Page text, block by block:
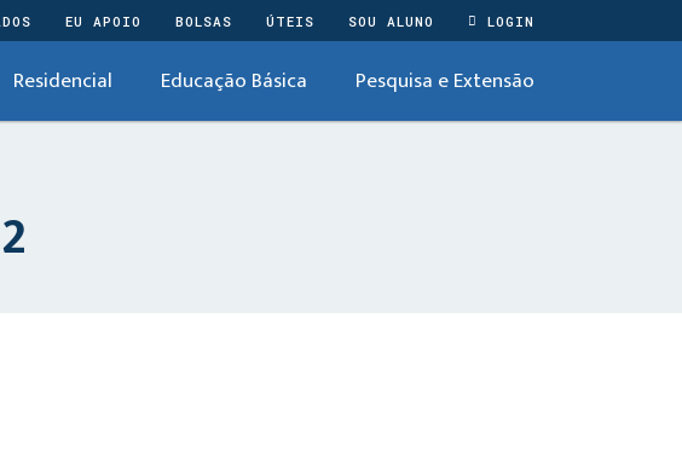
EU APOIO BOLSAS ÚTEIS SOU ALUNO LOGIN
Residencial Educação Básica Pesquisa e Extensão